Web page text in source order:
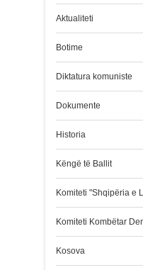
Aktualiteti
Botime
Diktatura komuniste
Dokumente
Historia
Këngë të Ballit
Komiteti "Shqipëria e
Komiteti Kombëtar
Kosova